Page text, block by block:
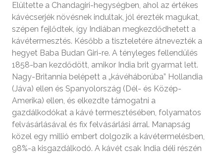
Elültette a Chandagiri-hegységben, ahol az értékes
kávécserjék növésnek indultak, jól érezték magukat,
szépen fejlődtek, így Indiában megkezdődhetett a
kávétermesztés. Később a tiszteletére átnevezték a
hegyet Baba Budan Giri-re. A tényleges fellendülés
1858-ban kezdődött, amikor India brit gyarmat lett.
Nagy-Britannia belépett a „kávéháborúba” Hollandia
(Jáva) ellen és Spanyolország (Dél- és Közép-
Amerika) ellen, és elkezdte támogatni a
gazdálkodókat a kávé termesztésében, folyamatos
felvásárlásával és fix felvásárlási árral. Manapság
közel egy millió embert dolgozik a kávétermelésben,
98%-a kisgazdálkodó. A kávét csak India déli részén